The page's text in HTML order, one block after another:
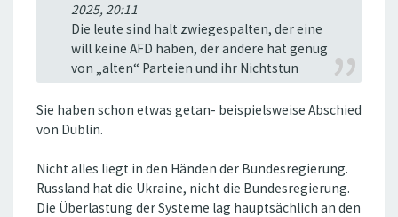
2025, 20:11
Die leute sind halt zwiegespalten, der eine
will keine AFD haben, der andere hat genug
von „alten“ Parteien und ihr Nichtstun
Sie haben schon etwas getan- beispielsweise Abschied
von Dublin.
Nicht alles liegt in den Händen der Bundesregierung.
Russland hat die Ukraine, nicht die Bundesregierung.
Die Überlastung der Systeme lag hauptsächlich an den